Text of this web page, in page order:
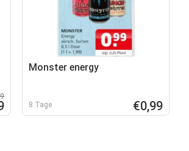
Monster energy
8 Tage €0,99